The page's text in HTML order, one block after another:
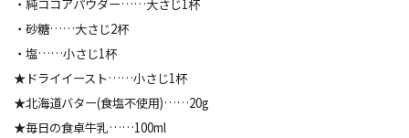
・純ココアパウダー……大さじ1杯
・砂糖……大さじ2杯
・塩……小さじ1杯
★ドライイースト……小さじ1杯
★北海道バター(食塩不使用)……20g
★毎日の食卓牛乳……100ml